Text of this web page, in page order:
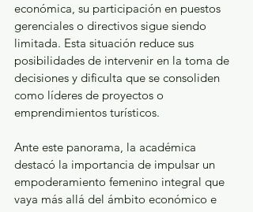
económica, su participación en puestos
gerenciales o directivos sigue siendo
limitada. Esta situación reduce sus
posibilidades de intervenir en la toma de
decisiones y dificulta que se consoliden
como líderes de proyectos o
emprendimientos turísticos.
Ante este panorama, la académica
destacó la importancia de impulsar un
empoderamiento femenino integral que
vaya más allá del ámbito económico e